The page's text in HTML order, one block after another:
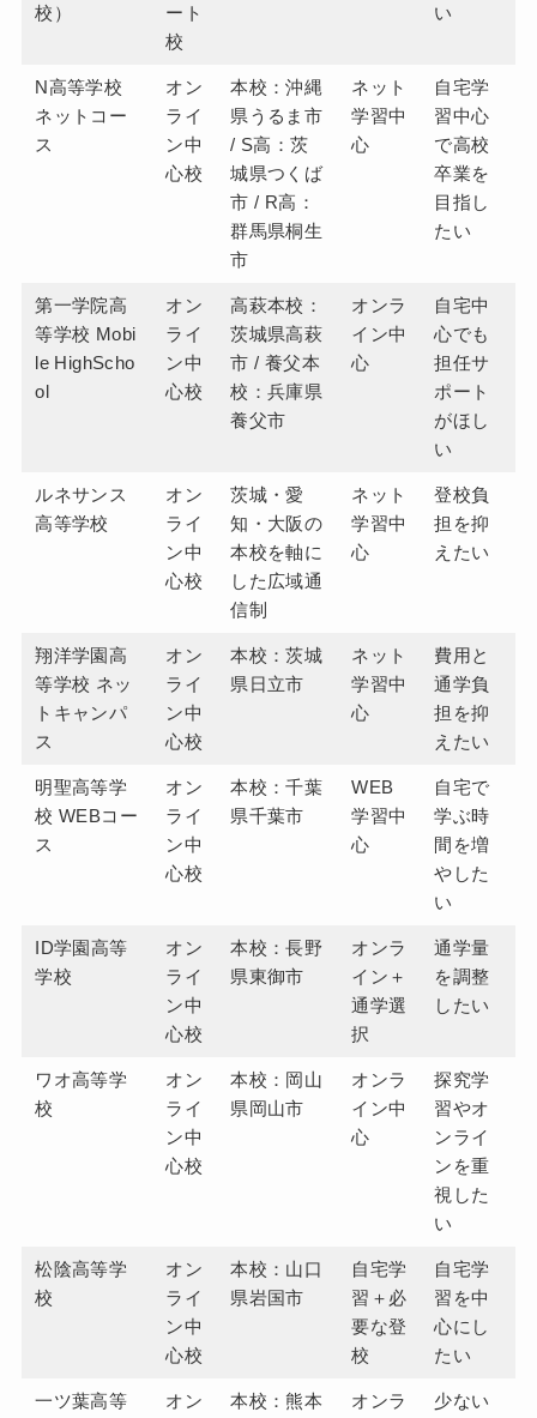
校）
ート
校
い
N高等学校
ネットコー
ス
オン
ライ
ン中
心校
本校：沖縄
県うるま市
/ S高：茨
城県つくば
市 / R高：
群馬県桐生
市
ネット
学習中
心
自宅学
習中心
で高校
卒業を
目指し
たい
第一学院高
等学校 Mobi
le HighScho
ol
オン
ライ
ン中
心校
高萩本校：
茨城県高萩
市 / 養父本
校：兵庫県
養父市
オンラ
イン中
心
自宅中
心でも
担任サ
ポート
がほし
い
ルネサンス
高等学校
オン
ライ
ン中
心校
茨城・愛
知・大阪の
本校を軸に
した広域通
信制
ネット
学習中
心
登校負
担を抑
えたい
翔洋学園高
等学校 ネッ
トキャンパ
ス
オン
ライ
ン中
心校
本校：茨城
県日立市
ネット
学習中
心
費用と
通学負
担を抑
えたい
明聖高等学
校 WEBコー
ス
オン
ライ
ン中
心校
本校：千葉
県千葉市
WEB
学習中
心
自宅で
学ぶ時
間を増
やした
い
ID学園高等
学校
オン
ライ
ン中
心校
本校：長野
県東御市
オンラ
イン＋
通学選
択
通学量
を調整
したい
ワオ高等学
校
オン
ライ
ン中
心校
本校：岡山
県岡山市
オンラ
イン中
心
探究学
習やオ
ンライ
ンを重
視した
い
松陰高等学
校
オン
ライ
ン中
心校
本校：山口
県岩国市
自宅学
習＋必
要な登
校
自宅学
習を中
心にし
たい
一ツ葉高等
オン
本校：熊本
オンラ
少ない